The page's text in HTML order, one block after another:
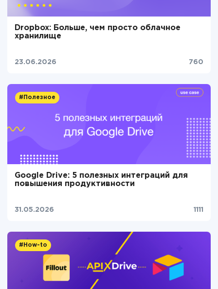
Dropbox: Больше, чем просто облачное
хранилище
23.06.2026 760
#Полезное
Google Drive: 5 полезных интеграций для
повышения продуктивности
31.05.2026 1111
#How-to